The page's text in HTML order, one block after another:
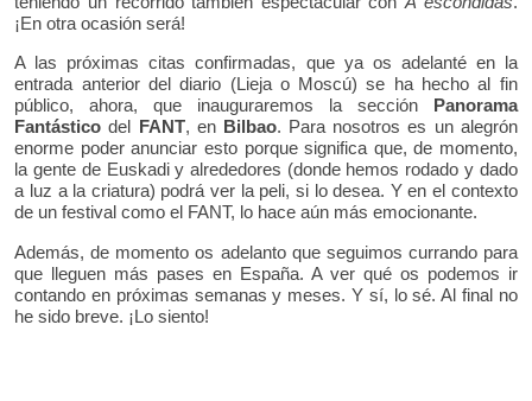
¡En otra ocasión será!
A las próximas citas confirmadas, que ya os adelanté en la
entrada anterior del diario (Lieja o Moscú) se ha hecho al fin
público, ahora, que inauguraremos la sección Panorama
Fantástico del FANT, enBilbao. Para nosotros es un alegrón
enorme poder anunciar esto porque significa que, de momento,
la gente de Euskadi y alrededores (donde hemos rodado y dado
a luz a la criatura) podrá ver la peli, si lo desea. Y en el contexto
de un festival como el FANT, lo hace aún más emocionante.
Además, de momento os adelanto que seguimos currando para
que lleguen más pases en España. A ver qué os podemos ir
contando en próximas semanas y meses. Y sí, lo sé. Al final no
he sido breve. ¡Lo siento!